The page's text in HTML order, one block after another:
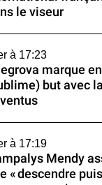
le viseur
à 17:23
marque
but avec la
à 17:19
Mendy
« descendre puis